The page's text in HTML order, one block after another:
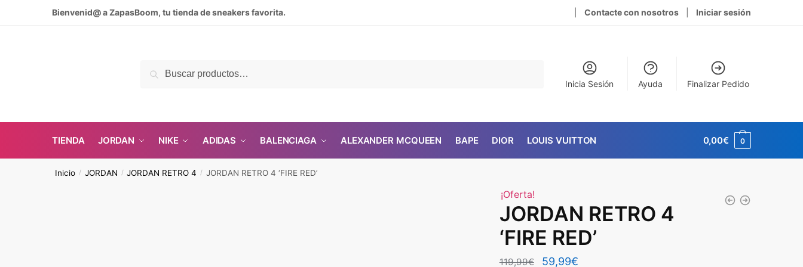
Bienvenid@ a ZapasBoom, tu tienda de sneakers favorita. Contacte con nosotros Iniciar sesión
Buscar
por:
Buscar
Inicia Sesión
Ayuda Finalizar Pedido
TIENDA JORDAN NIKE ADIDAS BALENCIAGA ALEXANDER MCQUEEN BAPE DIOR LOUIS VUITTON 0,00€ 0
Inicio / JORDAN / JORDAN RETRO 4 / JORDAN RETRO 4 ‘FIRE RED’
¡Oferta!
JORDAN RETRO 4
‘FIRE RED’
119,99€
El
59,99€El